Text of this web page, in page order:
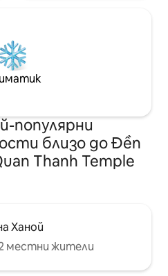
популярни
близо до Đền
Thanh Temple
Ханой
местни жители